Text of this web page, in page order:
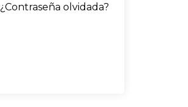
¿Contraseña olvidada?